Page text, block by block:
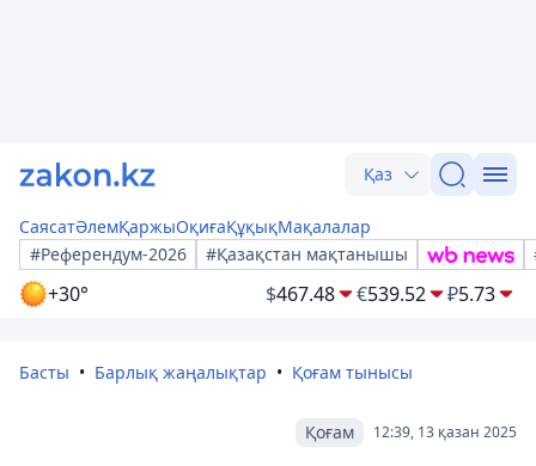
Қаз
СаясатӘлемҚаржыОқиғаҚұқықМақалалар
#Референдум-2026
#Қазақстан мақтанышы
+30° $467.48 €539.52 ₽5.73
Басты Барлық жаңалықтар Қоғам тынысы
12:39, 13 қазан 2025
Қоғам